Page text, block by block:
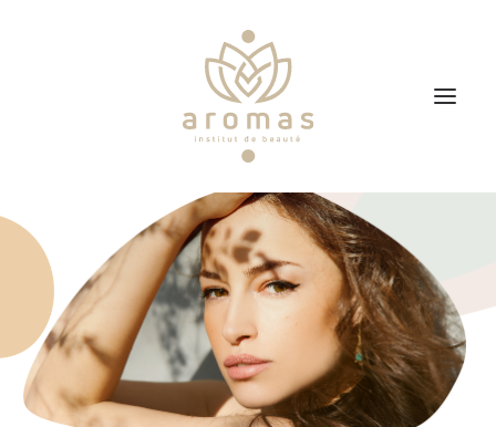
Soins
Je veux faire un bon cadeau
Plan d’accès
Prendre RDV